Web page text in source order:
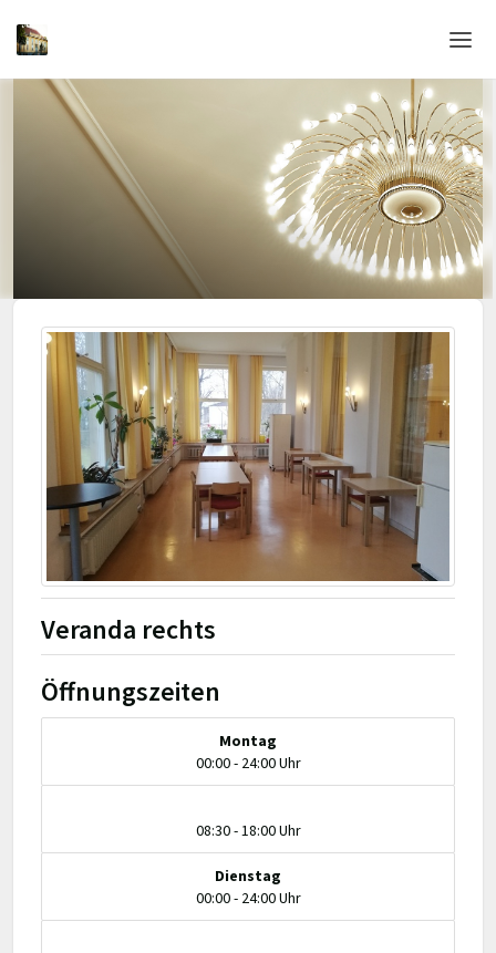
Home
Login
Sprache
Veranda rechts
Öffnungszeiten
Montag
00:00 - 24:00 Uhr
08:30 - 18:00 Uhr
Dienstag
00:00 - 24:00 Uhr